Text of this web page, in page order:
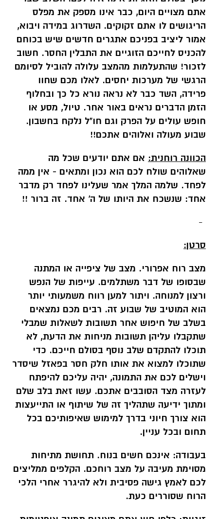
אתם מצויים היום, כבר אינו מספק את מפלס
הריגושים לו אתם זקוקים. השדרוג במידה ויבוא,
אמור ליציב בפניכם אתגרים חדשים שיש בכוחם
להכניס לחייכם הזוגיים את התבלין החסר. חשוב
לזכור! שהתעלמות מהמצב עלולה להוביל לסיומם
הרגשי של מערכות יחסים. לאלו מכם שחוו
פרידה, השד כבר לא נראה נורא כל כך ובחלוף
הזמן הדברים נראים באור אחר. טיול, מסע או
חופש עולים על הפרק וגם חו"ל נלקח בחשבון.
שבוע מעולה ואלוהים אתכם!!
הכוונה רוחנית: אם אתם יודעים שכל מה
שאלוהים שולח לכם הוא נכון ומתאים - אין ממה
לפחד. שלמה המלך אמר שעלינו לפחד רק מדבר
אחד: שנשכח את היותו של ה' אחד. זה ברור !!
-
סרטן:
מצב רוח אפרורי. מצב של ציפייה או המתנה
שבסופו של דבר משתלמים. עייפות של הנפש
ורצון למנוחה. ויתור למען רווח משמעותי יותר
הוא המוטיב של שבוע זה. רבים מכם נמצאים
בשלב של חיפוש אחר תשובות לשאלות שמבלי
שתקבלו עליהן תשובות מניחות את הדעת, לא
תוכלו להתקדם שלב נוסף בסולם חייכם. כדי
שתוכלו למצוא את אותו חלק חסר בפאזל שיסדר
וישלים לכם את התמונה, יהיה עליכם להיפתח
לעזרה מצד הסובבים אתכם. עשו זאת בלב שלם
ומתוך ידיעה שתהליך זה של שיתוף או התייעצות
הוא צורך חיוני בדרך למימוש שאיפותיכם בכל
תחום ובכל עניין.
בעבודה: אינכם חשים בנוח. תחושת מתיחות
מסוימת מעיבה על מצב רוחכם. הקלפים ממליצים
לכם לאמץ גישה פסיבית ולא להיגרר אחרי הלכי
הרוח שסוררים כעת.